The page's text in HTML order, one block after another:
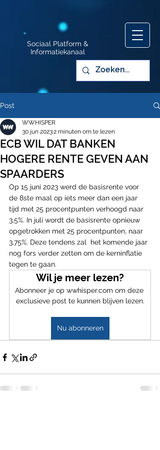
Sociaal Platform &
Informatiekanaal
Post
ECB WIL DAT BANKEN
HOGERE RENTE GEVEN AAN
SPAARDERS
WWHISPER
30 jun 20232 minuten om te lezen
Op 15 juni 2023 werd de basisrente voor
de 8ste maal op iets meer dan een jaar
tijd met 25 procentpunten verhoogd naar
3,5%. In juli wordt de basisrente opnieuw
opgetrokken met 25 procentpunten, naar
3,75%. Deze tendens zal  het komende jaar
nog fors verder zetten om de kerninflatie
tegen te gaan.
Wil je meer lezen?
Abonneer je op wwhisper.com om deze
exclusieve post te kunnen blijven lezen.
Nu abonneren